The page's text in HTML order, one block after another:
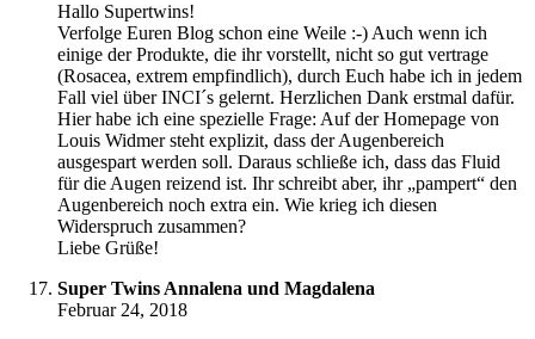
Hallo Supertwins!
Verfolge Euren Blog schon eine Weile :-) Auch wenn ich
einige der Produkte, die ihr vorstellt, nicht so gut vertrage
(Rosacea, extrem empfindlich), durch Euch habe ich in jedem
Fall viel über INCI´s gelernt. Herzlichen Dank erstmal dafür.
Hier habe ich eine spezielle Frage: Auf der Homepage von
Louis Widmer steht explizit, dass der Augenbereich
ausgespart werden soll. Daraus schließe ich, dass das Fluid
für die Augen reizend ist. Ihr schreibt aber, ihr „pampert“ den
Augenbereich noch extra ein. Wie krieg ich diesen
Widerspruch zusammen?
Liebe Grüße!
Super Twins Annalena und Magdalena
Februar 24, 2018